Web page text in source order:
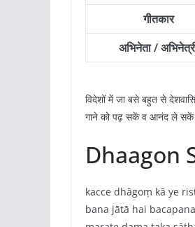
गीतकार
अभिनेता /
विदेशों में जा बसे बहुत से
गाने को पढ़ सकें व आनंद ले
Dhaagon
kacce dhāgoṃ kā ye
bana jātā hai